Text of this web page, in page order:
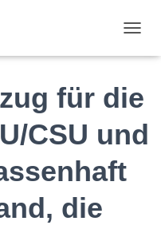
für die
CSU und
die